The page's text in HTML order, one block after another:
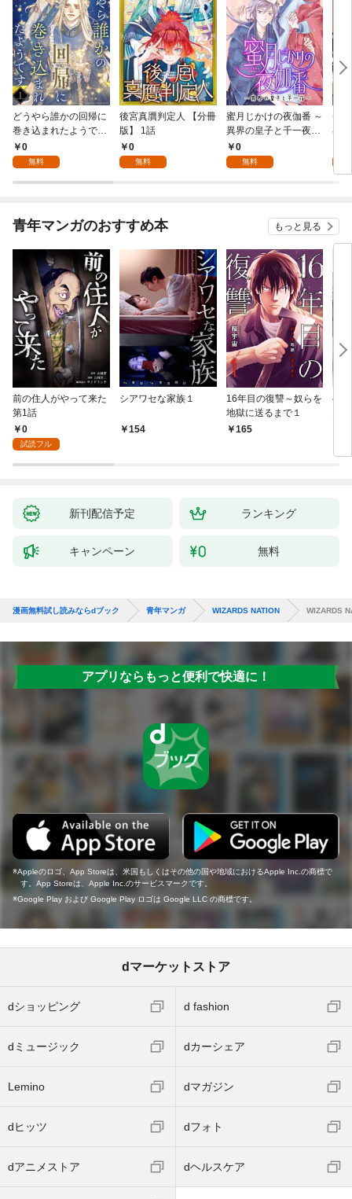
どうやら誰かの回帰に
巻き込まれたようです
【分冊版】 1話
0
無料
後宮真贋判定人 【分冊
版】 1話
0
無料
蜜月じかけの夜伽番 ～
異界の皇子と千一夜～
【分冊版】 1話
0
無料
美
界
版
青年マンガのおすすめ本 もっと見る
前の住人がやって来た
第1話
0
試読フル
シアワセな家族１
154
16年目の復讐～奴らを
地獄に送るまで１
165
ベ
新刊配信予定 ランキング
キャンペーン 無料
漫画無料試し読みならdブック 青年マンガ WIZARDS NATION WIZARDS
アプリならもっと便利で快適に！
Appleのロゴ、App Storeは、米国もしくはその他の国や地域におけるApple Inc.の商標で
す。App Storeは、Apple Inc.のサービスマークです。
Google Play および Google Play ロゴは Google LLC の商標です。
dマーケットストア
dショッピング d fashion
dミュージック dカーシェア
Lemino dマガジン
dヒッツ dフォト
dアニメストア dヘルスケア